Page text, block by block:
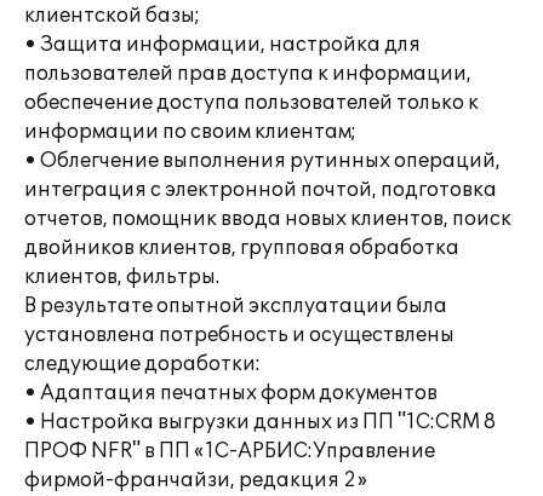
клиентской базы;
• Защита информации, настройка для
пользователей прав доступа к информации,
обеспечение доступа пользователей только к
информации по своим клиентам;
• Облегчение выполнения рутинных операций,
интеграция с электронной почтой, подготовка
отчетов, помощник ввода новых клиентов, поиск
двойников клиентов, групповая обработка
клиентов, фильтры.
В результате опытной эксплуатации была
установлена потребность и осуществлены
следующие доработки:
• Адаптация печатных форм документов
• Настройка выгрузки данных из ПП "1С:CRM 8
ПРОФ NFR" в ПП «1С-АРБИС:Управление
фирмой-франчайзи, редакция 2»